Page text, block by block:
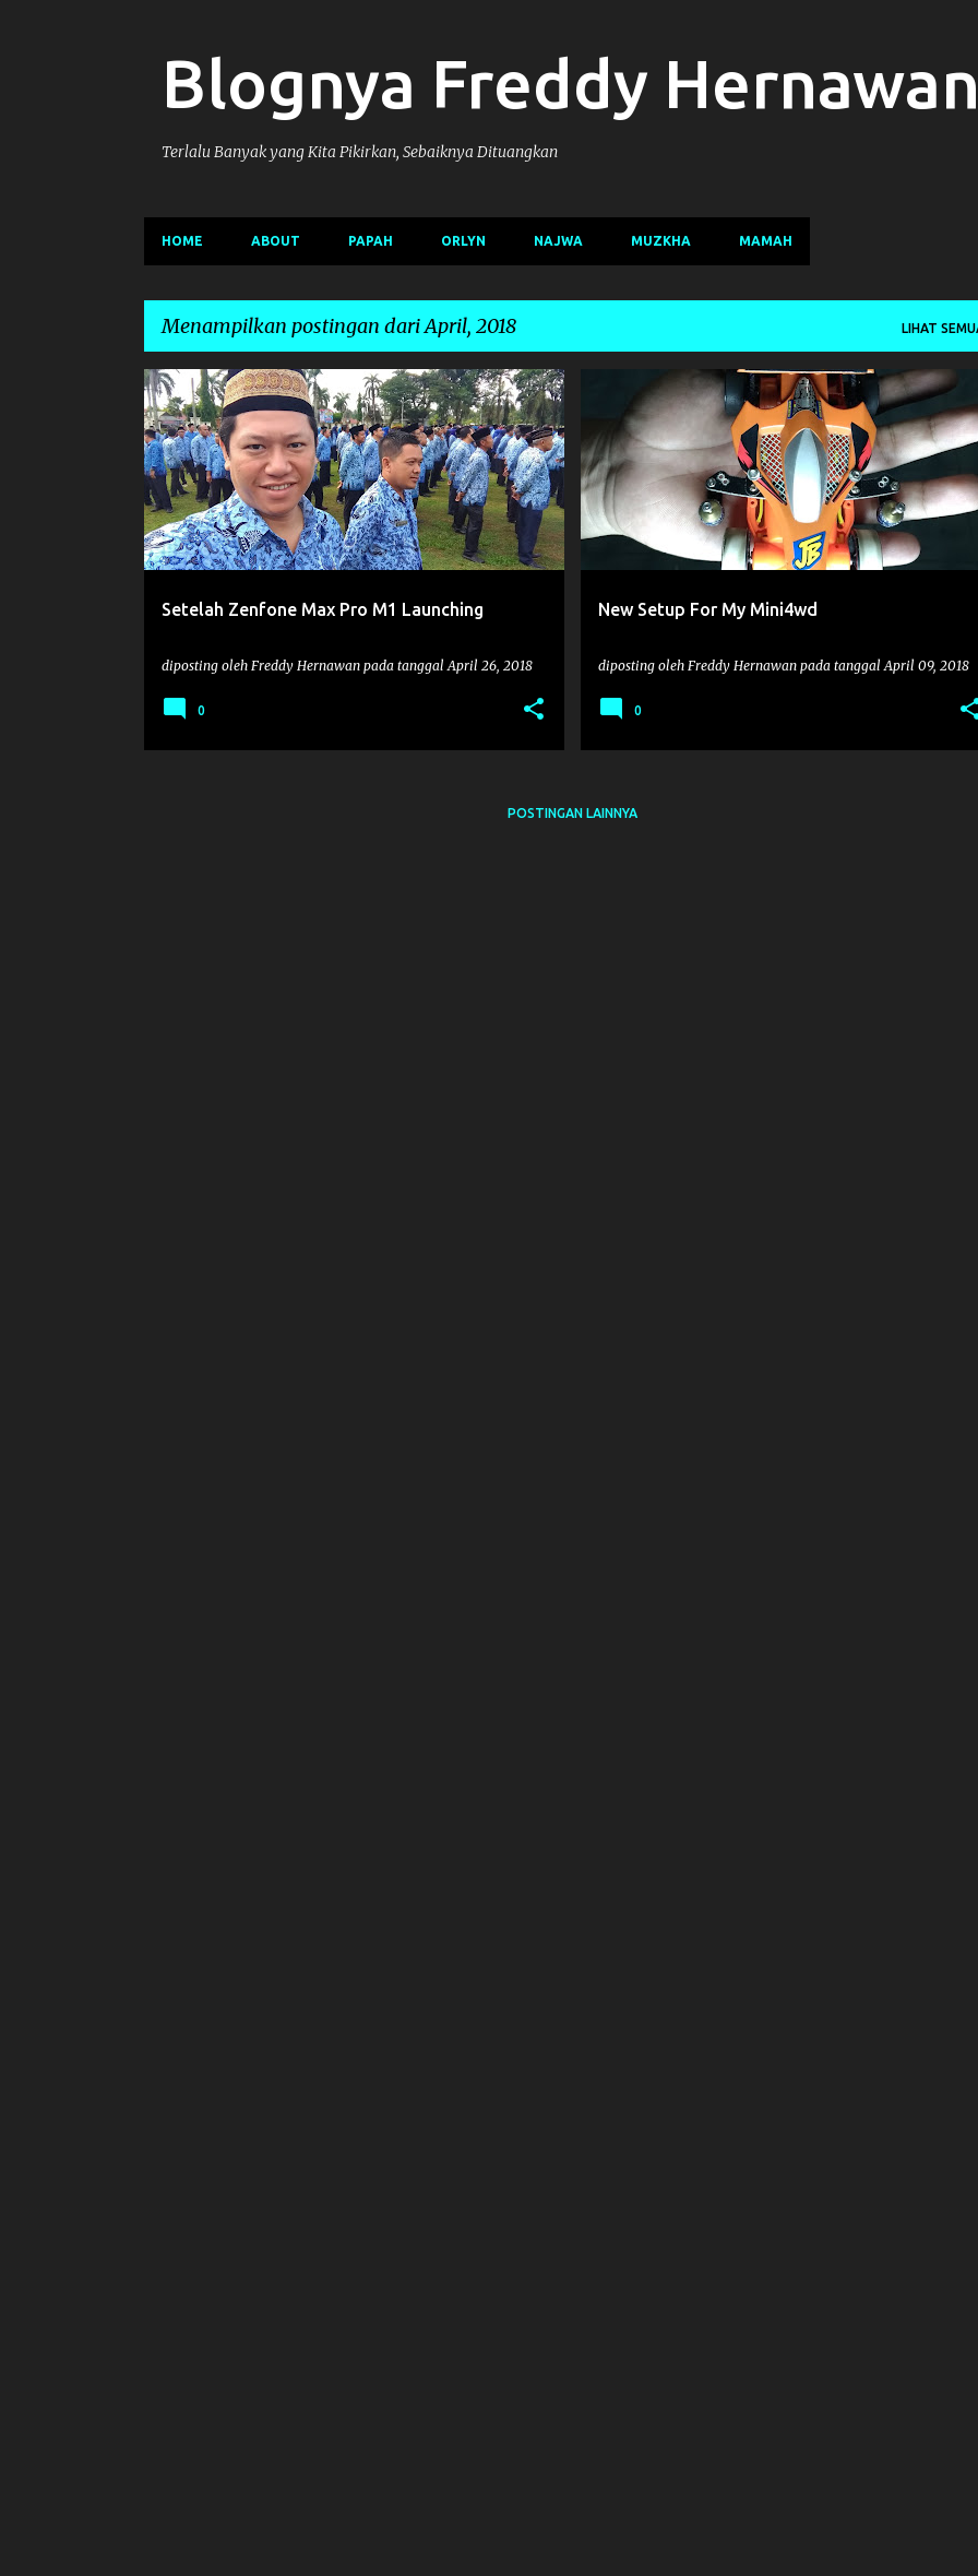
Blognya Freddy Hernawan
Terlalu Banyak yang Kita Pikirkan, Sebaiknya Dituangkan
HOME ABOUT PAPAH ORLYN NAJWA MUZKHA MAMAH
Menampilkan postingan dari April, 2018 LIHAT
P
o
s
t
i
n
Setelah Zenfone Max Pro M1 Launching
diposting oleh Freddy Hernawan pada tanggalApril 26, 2018
0
New Setup For My Mini4wd
diposting oleh Freddy Hernawan pada tanggalApril 09, 2018
MINI4WD TAMIYA
0
POSTINGAN LAINNYA